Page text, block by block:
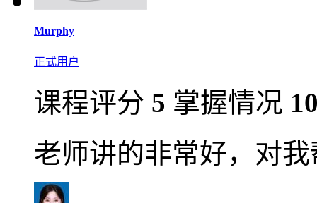
Murphy
正式用户
课程评分 5 掌握情况
老师讲的非常好，对